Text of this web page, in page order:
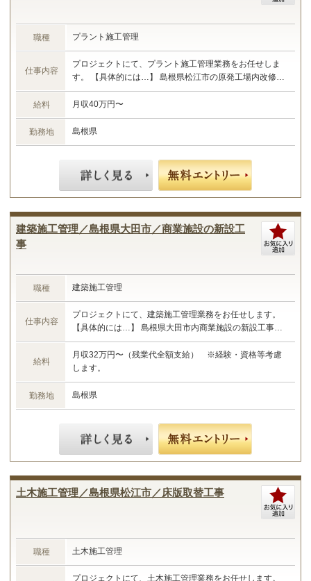
職種 プラント施工管理
仕事内容
プロジェクトにて、プラント施工管理業務をお任せしま
す。 【具体的には…】 島根県松江市の原発工場内改修工
事における施工管理業務 ・現場管理全般（原価、工程、
安全、品質） ・予算管理、施工計画 ・現場工事の取りま
とめ ・書類作成 など ☆あなたのご経験やスキルに合わ
せた業務をお任せします☆
給料 月収40万円〜
勤務地 島根県
建築施工管理／島根県大田市／商業施設の新設工
事
職種 建築施工管理
仕事内容
プロジェクトにて、建築施工管理業務をお任せします。
【具体的には…】 島根県大田市内商業施設の新設工事に
おける施工管理業務 ・現場管理全般（原価、工程、安
全、品質） ・予算管理、施工計画 ・現場工事の取りまと
め ・書類作成 など ☆あなたのご経験やスキルに合わせ
た業務をお任せします☆
給料
月収32万円〜（残業代全額支給） ※経験・資格等考慮
します。
勤務地 島根県
土木施工管理／島根県松江市／床版取替工事
職種 土木施工管理
プロジェクトにて、土木施工管理業務をお任せします。